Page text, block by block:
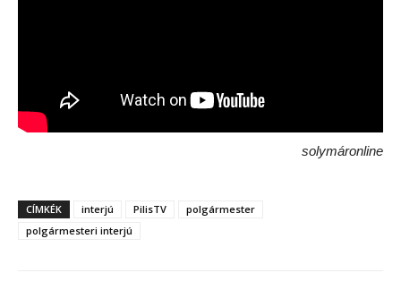
solymáronline
CÍMKÉK interjú PilisTV
polgármester
polgármesteri interjú